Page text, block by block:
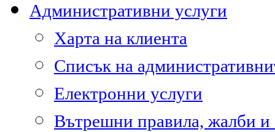
Административни услуги
Харта на клиента
Списък на
Електронни услуги
Вътрешни правила, жалби и